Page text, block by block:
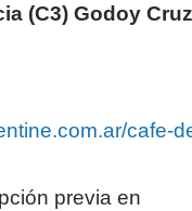
(C3) Godoy
cafe-
previa en